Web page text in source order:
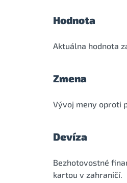
Hodnota
Aktuálna hodnota
Zmena
Vývoj meny oproti
Devíza
Bezhotovostné
kartou v zahraničí.